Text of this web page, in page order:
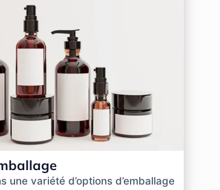
une variété d’options d’emballage